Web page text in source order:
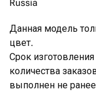
Russia
Данная модель
цвет.
Срок
количества
выполнен не